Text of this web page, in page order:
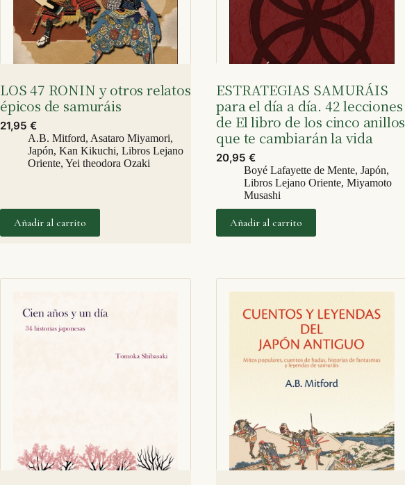
LOS 47 RONIN y otros relatos
épicos de samuráis
21,95 €
A.B. Mitford, Asataro Miyamori,
Japón, Kan Kikuchi, Libros Lejano
Oriente, Yei theodora Ozaki
Añadir al carrito
ESTRATEGIAS SAMURÁIS
para el día a día. 42 lecciones
de El libro de los cinco anillos
que te cambiarán la vida
20,95€
Boyé Lafayette de Mente,Japón,
Libros Lejano Oriente,Miyamoto
Musashi
Añadir al carrito